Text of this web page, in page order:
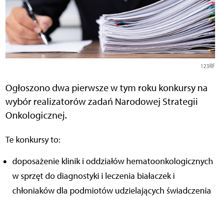
123RF
Ogłoszono dwa pierwsze w tym roku konkursy na
wybór realizatorów zadań Narodowej Strategii
Onkologicznej.
Te konkursy to:
doposażenie klinik i oddziałów hematoonkologicznych
w sprzęt do diagnostyki i leczenia białaczek i
chłoniaków dla podmiotów udzielających świadczenia